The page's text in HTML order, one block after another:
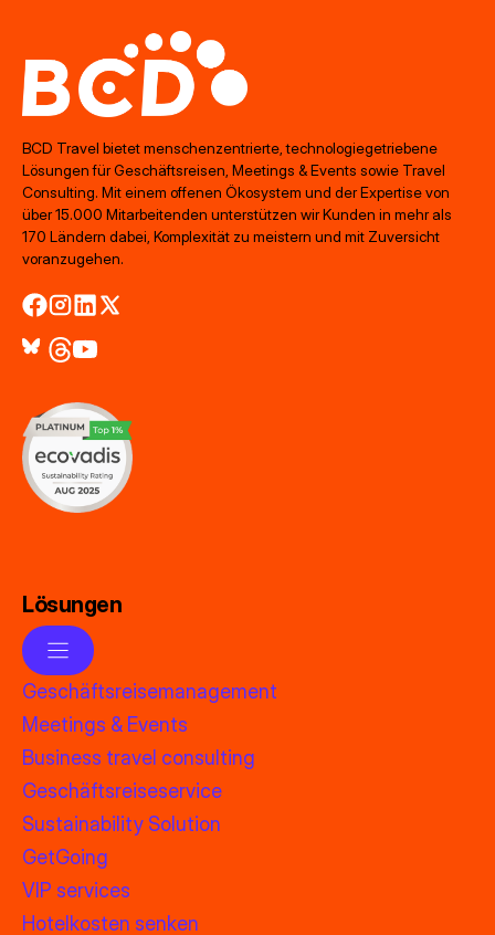
BCD Travel bietet menschenzentrierte, technologiegetriebene
Lösungen für Geschäftsreisen, Meetings & Events sowie Travel
Consulting. Mit einem offenen Ökosystem und der Expertise von
über 15.000 Mitarbeitenden unterstützen wir Kunden in mehr als
170 Ländern dabei, Komplexität zu meistern und mit Zuversicht
voranzugehen.
Lösungen
Geschäftsreisemanagement
Meetings & Events
Business travel consulting
Geschäftsreiseservice
Sustainability Solution
GetGoing
VIP services
Hotelkosten senken